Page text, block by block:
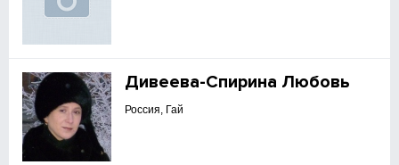
Дивеева-Спирина Любовь
Россия, Гай